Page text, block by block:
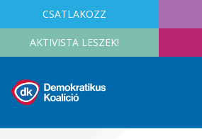
CSATLAKOZZ
AKTIVISTA LESZEK!